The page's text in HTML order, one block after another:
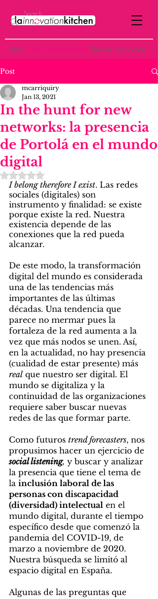
the ost-institutional learning space
Post
In the hunt for new
networks: la presencia
de Portolá en el mundo
digital
mcarriquiry
Jan 13, 2021
Rated NaN out of 5 stars.
I belong therefore I exist. Las redes
sociales (digitales) son
instrumento y finalidad: se existe
porque existe la red. Nuestra
existencia depende de las
conexiones que la red pueda
alcanzar.
De este modo, la transformación
digital del mundo es considerada
una de las tendencias más
importantes de las últimas
décadas. Una tendencia que
parece no mermar pues la
fortaleza de la red aumenta a la
vez que más nodos se unen. Así,
en la actualidad, no hay presencia
(cualidad de estar presente) más
real que nuestro ser digital. El
mundo se digitaliza y la
continuidad de las organizaciones
requiere saber buscar nuevas
redes de las que formar parte.
Como futuros trend forecasters, nos
propusimos hacer un ejercicio de
social listening, y buscar y analizar
la presencia que tiene el tema de
la inclusión laboral de las
personas con discapacidad
(diversidad) intelectual en el
mundo digital, durante el tiempo
específico desde que comenzó la
pandemia del COVID-19, de
marzo a noviembre de 2020.
Nuestra búsqueda se limitó al
espacio digital en España.
Algunas de las preguntas que